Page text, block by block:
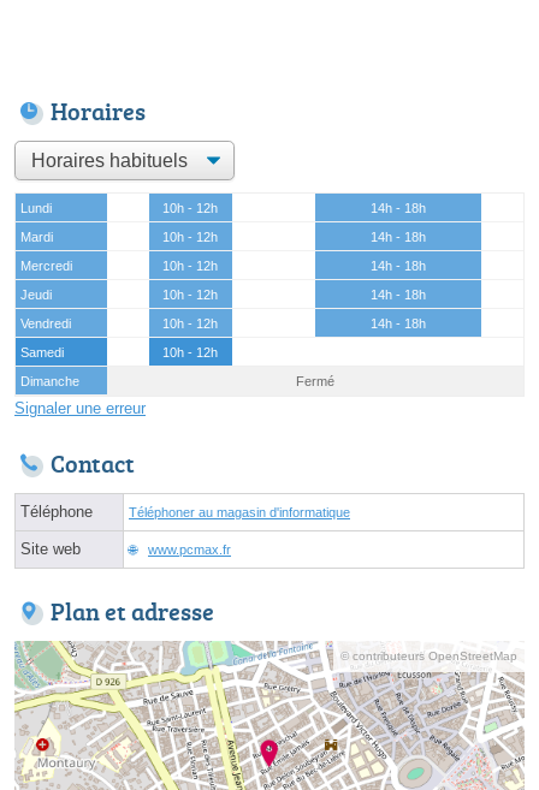
Horaires
Lundi 10h - 12h
14h - 18h
Mardi
10h - 12h
14h - 18h
Mercredi
10h - 12h
14h - 18h
Jeudi
10h - 12h
14h - 18h
Vendredi
10h - 12h
14h - 18h
Samedi
10h - 12h
Dimanche
Fermé
Signaler une erreur
Contact
Téléphone Téléphoner au magasin d'informatique
Site web www.pcmax.fr
Plan et adresse
© contributeurs OpenStreetMap